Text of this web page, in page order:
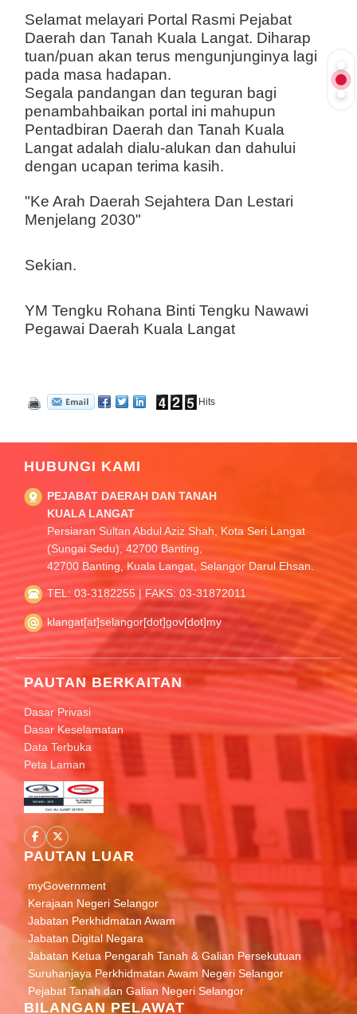
Selamat melayari Portal Rasmi Pejabat
Daerah dan Tanah Kuala Langat. Diharap
tuan/puan akan terus mengunjunginya lagi
pada masa hadapan.
Segala pandangan dan teguran bagi
penambahbaikan portal ini mahupun
Pentadbiran Daerah dan Tanah Kuala
Langat adalah dialu-alukan dan dahului
dengan ucapan terima kasih.
"Ke Arah Daerah Sejahtera Dan Lestari
Menjelang 2030"
Sekian.
YM Tengku Rohana Binti Tengku Nawawi
Pegawai Daerah Kuala Langat
Hits
HUBUNGI KAMI
PEJABAT DAERAH DAN TANAH
KUALA LANGAT
Persiaran Sultan Abdul Aziz Shah, Kota Seri Langat
(Sungai Sedu), 42700 Banting,
42700 Banting, Kuala Langat, Selangor Darul Ehsan.
TEL: 03-3182255 | FAKS: 03-31872011
klangat[at]selangor[dot]gov[dot]my
PAUTAN BERKAITAN
Dasar Privasi
Dasar Keselamatan
Data Terbuka
Peta Laman
PAUTAN LUAR
myGovernment
Kerajaan Negeri Selangor
Jabatan Perkhidmatan Awam
Jabatan Digital Negara
Jabatan Ketua Pengarah Tanah & Galian Persekutuan
Suruhanjaya Perkhidmatan Awam Negeri Selangor
Pejabat Tanah dan Galian Negeri Selangor
BILANGAN PELAWAT